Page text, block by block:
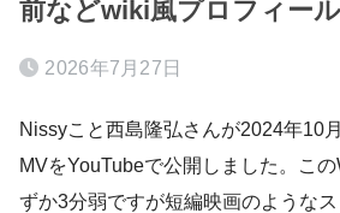
前などwiki風プロフィール
2026年7月27日
Nissyこと西島隆弘さんが2024年10
MVをYouTubeで公開しました。こ
ずか3分弱ですが短編映画のような